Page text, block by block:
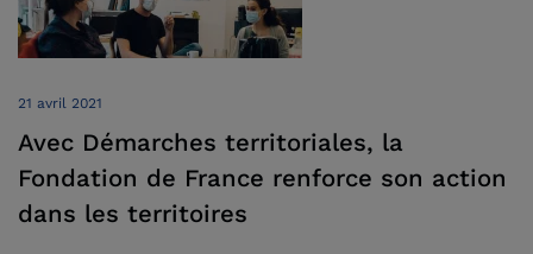
21 avril 2021
Avec Démarches territoriales, la
Fondation de France renforce son action
dans les territoires